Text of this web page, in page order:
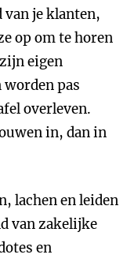
van je klanten,
op om te horen
eigen
pas
overleven.
in, dan in
lachen en leiden
van zakelijke
en